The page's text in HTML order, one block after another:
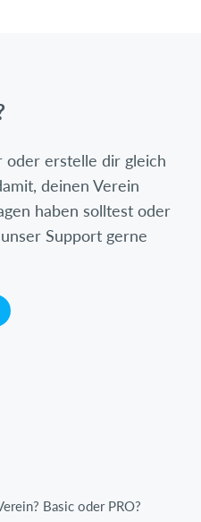
erstelle dir gleich
deinen Verein
haben solltest oder
Support gerne
Basic oder PRO?